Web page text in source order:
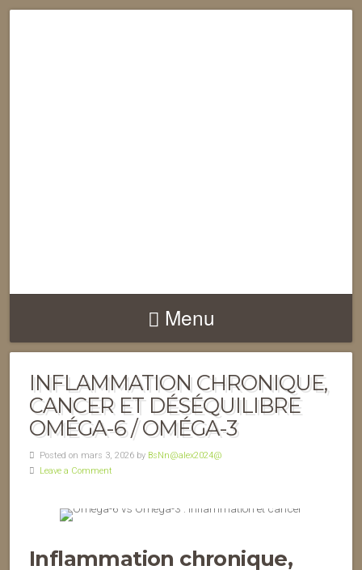
Menu
INFLAMMATION CHRONIQUE,
CANCER ET DÉSÉQUILIBRE
OMÉGA-6 / OMÉGA-3
Posted on mars 3, 2026 by BsNn@alex2024@
Leave a Comment
Inflammation chronique,